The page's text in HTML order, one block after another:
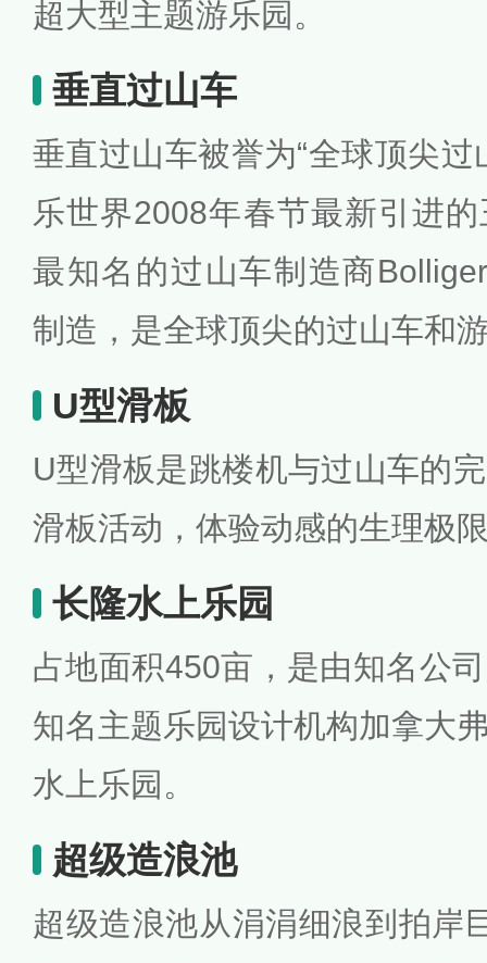
超大型主题游乐园。
垂直过山车
垂直过山车被誉为“全球顶尖过
乐世界2008年春节最新引进
最知名的过山车制造商
制造，是全球顶尖的过山车和
U型滑板
U型滑板是跳楼机与过山车的
滑板活动，体验动感的生理极
长隆水上乐园
占地面积450亩，是由知名公
知名主题乐园设计机构加拿大
水上乐园。
超级造浪池
超级造浪池从涓涓细浪到拍岸